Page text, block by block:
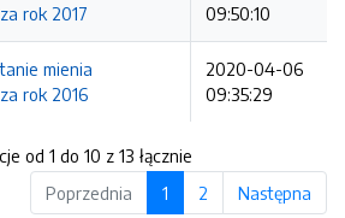
rok 2017
09:50:10
mienia
rok 2016
2020-04-06
09:35:29
od 1 do 10 z 13 łącznie
Poprzednia
1 2 Następna